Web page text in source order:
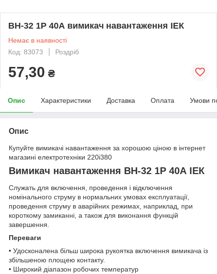
ВН-32 1Р 40А вимикач навантаження ІЕК
Немає в наявності
Код: 83073
Роздріб
57,30 ₴
Опис Характеристики Доставка Оплата Умови
Опис
Купуйте вимикачі навантаження за хорошою ціною в інтернет
магазині електротехніки 220i380
Вимикач навантаження ВН-32 1Р 40А ІЕК
Служать для включення, проведення і відключення
номінального струму в нормальних умовах експлуатації,
проведення струму в аварійних режимах, наприклад, при
короткому замиканні, а також для виконання функцій
завершення.
Переваги
• Удосконалена більш широка рукоятка включення вимикача із
збільшеною площею контакту.
• Широкий діапазон робочих температур